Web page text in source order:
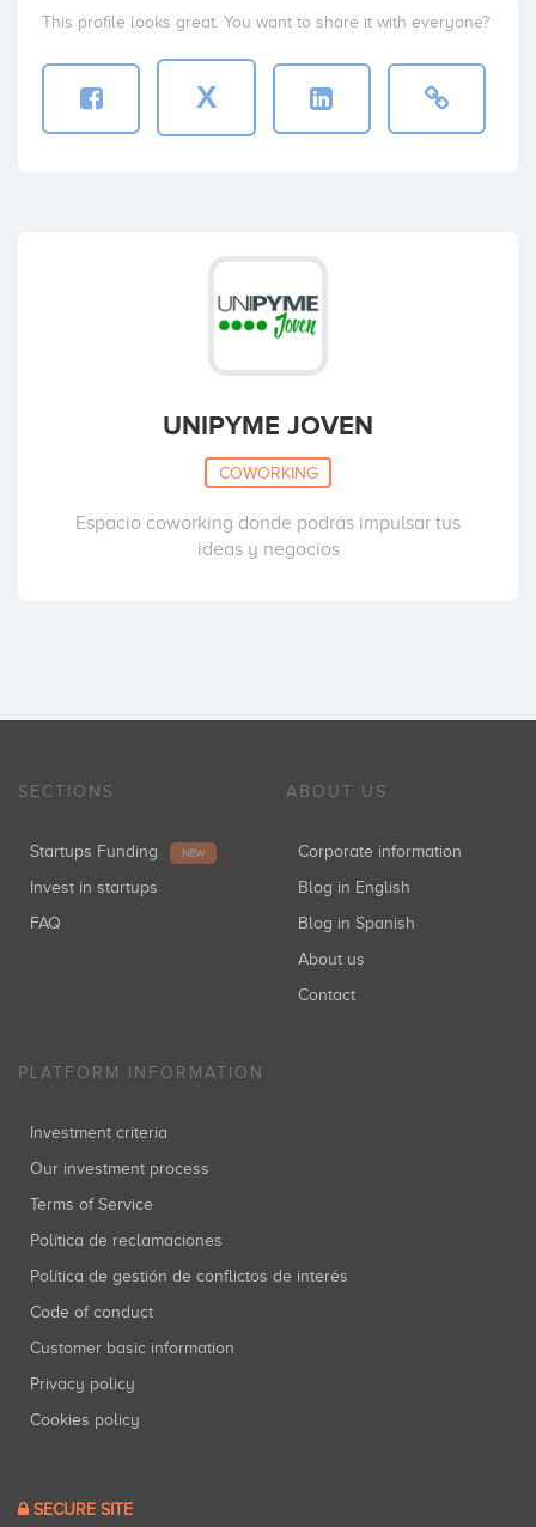
This profile looks great. You want to share it with everyone?
X
UNIPYME JOVEN
COWORKING
Espacio coworking donde podrás impulsar tus
ideas y negocios
SECTIONS
Startups Funding NEW
Invest in startups
FAQ
ABOUT US
Corporate information
Blog in English
Blog in Spanish
About us
Contact
PLATFORM INFORMATION
Investment criteria
Our investment process
Terms of Service
Política de reclamaciones
Política de gestión de conflictos de interés
Code of conduct
Customer basic information
Privacy policy
Cookies policy
SECURE SITE